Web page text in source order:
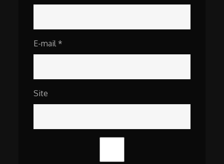
E-mail *
Site